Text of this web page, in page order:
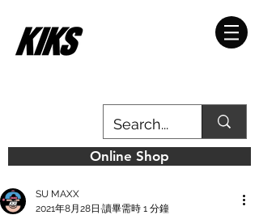
Online Shop
SU MAXX
2021年8月28日 讀畢需時 1 分鐘